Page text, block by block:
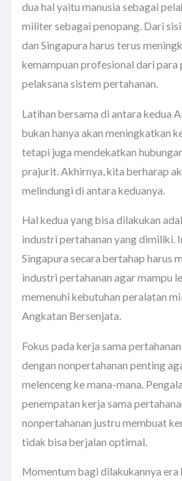
dua hal yaitu manusia sebagai
militer sebagai penopang. Dari
dan Singapura harus terus
kemampuan profesional dari para
pelaksana sistem pertahanan.
Latihan bersama di antara kedua
bukan hanya akan meningkatkan
tetapi juga mendekatkan
prajurit. Akhirnya, kita berharap
melindungi di antara keduanya.
Hal kedua yang bisa dilakukan
industri pertahanan yang dimiliki.
Singapura secara bertahap harus
industri pertahanan agar mampu
memenuhi kebutuhan peralatan
Angkatan Bersenjata.
Fokus pada kerja sama
dengan nonpertahanan penting
melenceng ke mana-mana.
penempatan kerja sama
nonpertahanan justru membuat
tidak bisa berjalan optimal.
Momentum bagi dilakukannya era